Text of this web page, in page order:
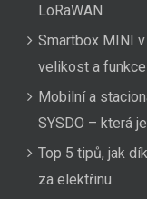
LoRaWAN
Smartbox MINI
velikost a funkce
Mobilní a
SYSDO – která
Top 5 tipů, jak
za elektřinu